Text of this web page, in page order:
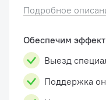
Основные режимы
Извлечение:
Подробное
Обеспечим
Выезд
Поддержка